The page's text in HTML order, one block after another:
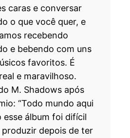
caras e conversar
o que você quer, e
recebendo
e bebendo com uns
favoritos. É
e maravilhoso.
M. Shadows após
“Todo mundo aqui
esse álbum foi difícil
depois de ter